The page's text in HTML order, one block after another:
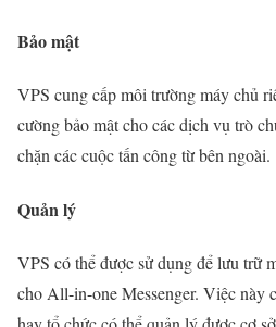
Bảo mật
VPS cung cấp môi trường máy chủ
cường bảo mật cho các dịch vụ trò
chặn các cuộc tấn công từ bên ngoài.
Quản lý
VPS có thể được sử dụng để lưu trữ
cho All-in-one Messenger. Việc này